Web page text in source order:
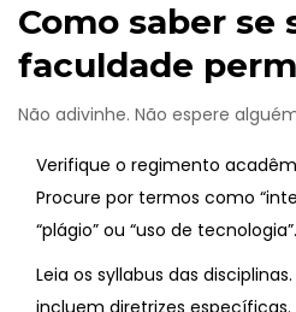
Como saber se
faculdade
Não adivinhe. Não espere
Verifique o regimento
Procure por termos como
“plágio” ou “uso de tecnologia”.
Leia os syllabus das